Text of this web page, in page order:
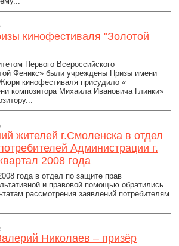
кинофестиваля "Золотой
Первого Всероссийского
Феникс» были учреждены Призы имени
кинофестиваля присудило «
композитора Михаила Ивановича Глинки»
жителей г.Смоленска в отдел
Администрации г.
2008 года
года в отдел по защите прав
и правовой помощью обратились
рассмотрения заявлений потребителям
Николаев – призёр